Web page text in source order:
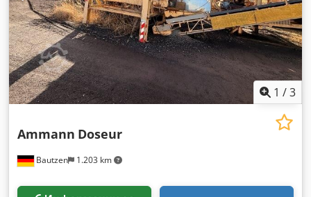
1 /3
Bautzen 1.203 km
Ammann Doseur